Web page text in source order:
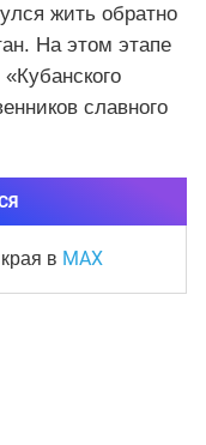
жить обратно
На этом этапе
славного
в MAX